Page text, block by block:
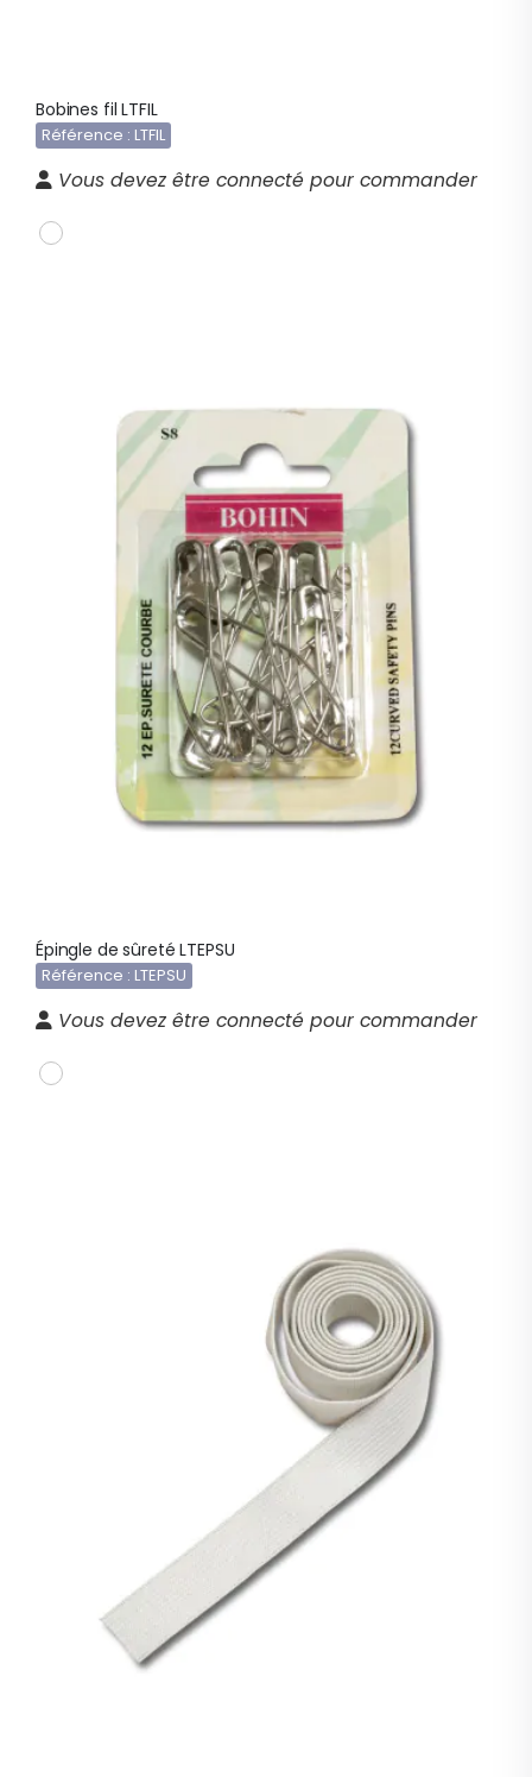
Bobines fil LTFIL
Référence : LTFIL
Vous devez être connecté pour commander
Épingle de sûreté LTEPSU
Référence : LTEPSU
Vous devez être connecté pour commander